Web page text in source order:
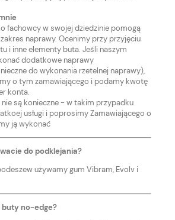
fachowcy w swojej dziedzinie pomogą
naprawy. Ocenimy przy przyjęciu
i inne elementy buta. Jeśli naszym
dodatkowe naprawy
do wykonania rzetelnej naprawy),
o tym zamawiającego i podamy kwotę
konta.
są konieczne - w takim przypadku
usługi i poprosimy Zamawiającego o
ją wykonać
do podklejania?
używamy gum Vibram, Evolv i
buty no-edge?